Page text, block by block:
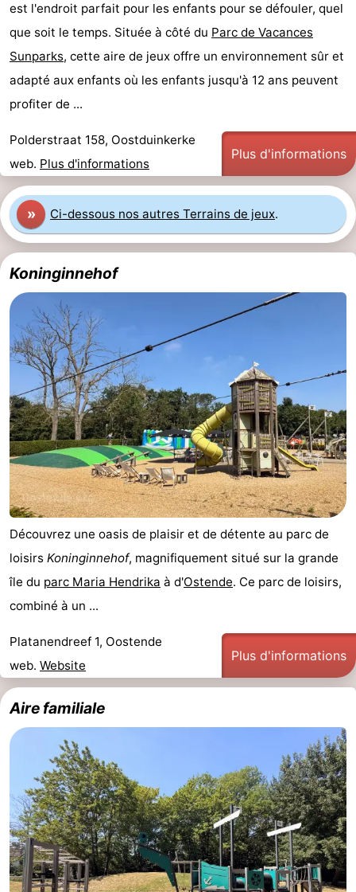
est l'endroit parfait pour les enfants pour se défouler, quel
que soit le temps. Située à côté du Parc de Vacances
Sunparks, cette aire de jeux offre un environnement sûr et
adapté aux enfants où les enfants jusqu'à 12 ans peuvent
profiter de ...
Polderstraat 158, Oostduinkerke
web. Plus d'informations
Plus d'informations
» Ci-dessous nos autres Terrains de jeux.
Koninginnehof
Découvrez une oasis de plaisir et de détente au parc de
loisirs Koninginnehof, magnifiquement situé sur la grande
île du parc Maria Hendrika à d'Ostende. Ce parc de loisirs,
combiné à un ...
Platanendreef 1, Oostende
web. Website
Plus d'informations
Aire familiale